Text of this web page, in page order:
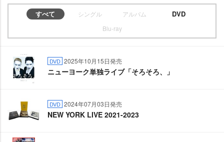
すべて シングル アルバム DVD
Blu-ray
DVD 2025年10月15日発売
ニューヨーク単独ライブ「そろそろ、」
DVD 2024年07月03日発売
NEW YORK LIVE 2021-2023